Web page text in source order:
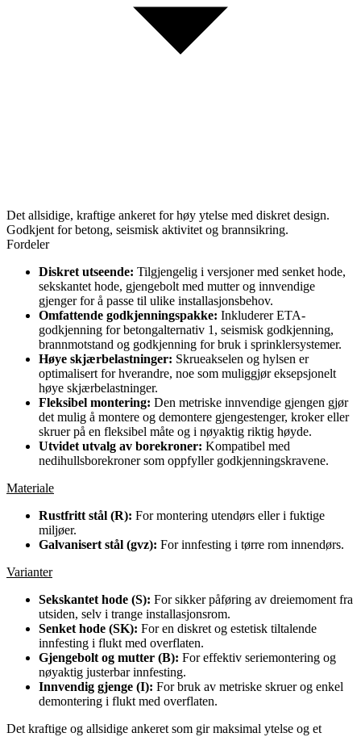
Det allsidige, kraftige ankeret for høy ytelse med diskret design.
Godkjent for betong, seismisk aktivitet og brannsikring.
Fordeler
Diskret utseende: Tilgjengelig i versjoner med senket hode,
sekskantet hode, gjengebolt med mutter og innvendige
gjenger for å passe til ulike installasjonsbehov.
Omfattende godkjenningspakke: Inkluderer ETA-
godkjenning for betongalternativ 1, seismisk godkjenning,
brannmotstand og godkjenning for bruk i sprinklersystemer.
Høye skjærbelastninger: Skrueakselen og hylsen er
optimalisert for hverandre, noe som muliggjør eksepsjonelt
høye skjærbelastninger.
Fleksibel montering: Den metriske innvendige gjengen gjør
det mulig å montere og demontere gjengestenger, kroker eller
skruer på en fleksibel måte og i nøyaktig riktig høyde.
Utvidet utvalg av borekroner: Kompatibel med
nedihullsborekroner som oppfyller godkjenningskravene.
Materiale
Rustfritt stål (R): For montering utendørs eller i fuktige
miljøer.
Galvanisert stål (gvz): For innfesting i tørre rom innendørs.
Varianter
Sekskantet hode (S): For sikker påføring av dreiemoment fra
utsiden, selv i trange installasjonsrom.
Senket hode (SK): For en diskret og estetisk tiltalende
innfesting i flukt med overflaten.
Gjengebolt og mutter (B): For effektiv seriemontering og
nøyaktig justerbar innfesting.
Innvendig gjenge (I): For bruk av metriske skruer og enkel
demontering i flukt med overflaten.
Det kraftige og allsidige ankeret som gir maksimal ytelse og et